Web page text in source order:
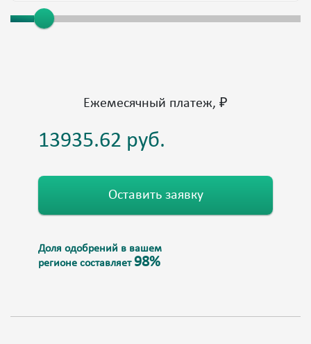
Ежемесячный платеж, ₽
Оставить заявку
Доля одобрений в вашем
регионе составляет 98%